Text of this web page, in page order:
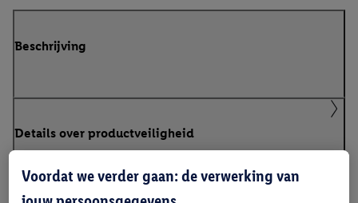
Beschrijving
Details over productveiligheid
Voordat we verder gaan: de verwerking van